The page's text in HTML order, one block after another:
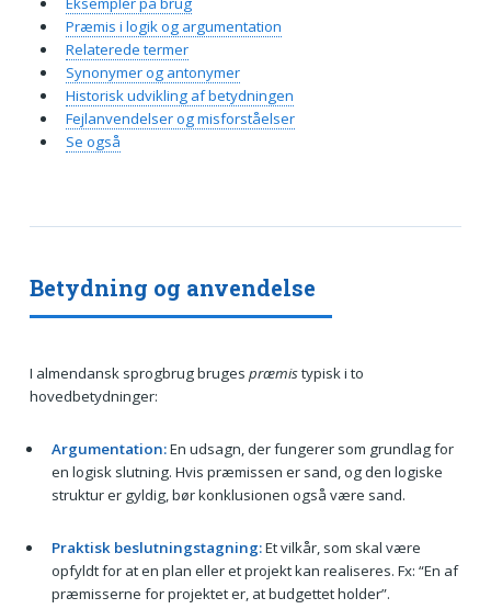
Betydning og anvendelse
I almendansk sprogbrug bruges præmistypisk i to
hovedbetydninger:
Argumentation:En udsagn, der fungerer som grundlag for
en logisk slutning. Hvis præmissen er sand, og den logiske
struktur er gyldig, bør konklusionen også være sand.
Praktisk beslutningstagning:Et vilkår, som skal være
opfyldt for at en plan eller et projekt kan realiseres. Fx: “En af
præmisserne for projektet er, at budgettet holder”.
Præmis i logik og argumentation
Relaterede termer
Synonymer og antonymer
Historisk udvikling af betydningen
Fejlanvendelser og misforståelser
Se også